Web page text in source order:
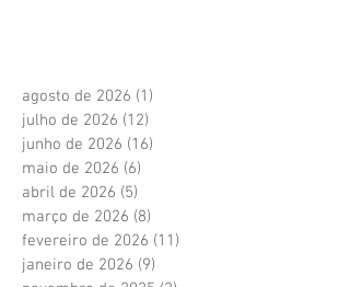
agosto de 2026 (1)
julho de 2026 (12)
junho de 2026 (16)
maio de 2026 (6)
abril de 2026 (5)
março de 2026 (8)
fevereiro de 2026 (11)
janeiro de 2026 (9)